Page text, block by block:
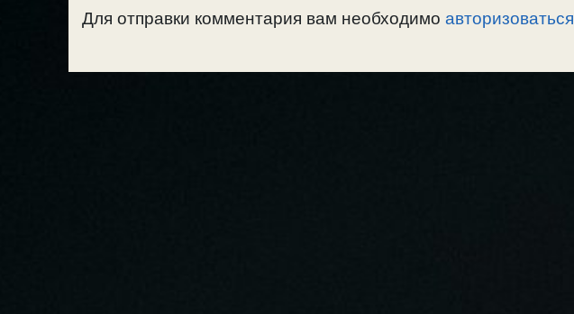
Для отправки комментария вам необходимо авторизоваться